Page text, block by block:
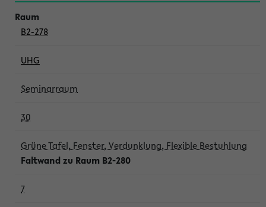
B2-278
UHG
Seminarraum
30
Grüne Tafel, Fenster, Verdunklung, Flexible Bestuhlung
Faltwand zu Raum B2-280
7